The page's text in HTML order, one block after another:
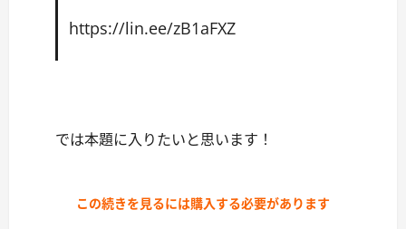
https://lin.ee/zB1aFXZ
では本題に入りたいと思います！
この続きを見るには購入する必要があります